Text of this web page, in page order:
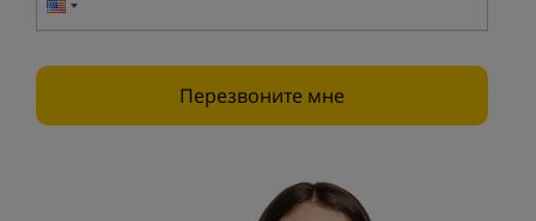
Перезвоните мне